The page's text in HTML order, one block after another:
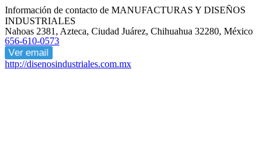
Información de contacto de MANUFACTURAS Y DISEÑOS
INDUSTRIALES
Nahoas 2381, Azteca, Ciudad Juárez, Chihuahua 32280, México
656-610-0573
Ver email
http://disenosindustriales.com.mx